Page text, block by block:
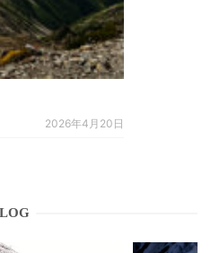
2026年4月20日